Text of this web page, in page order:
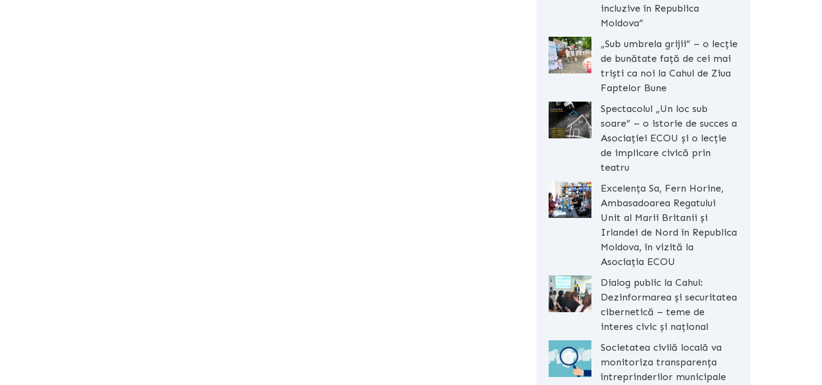
incluzive în Republica
Moldova”
„Sub umbrela grijii” – o lecție
de bunătate față de cei mai
triști ca noi la Cahul de Ziua
Faptelor Bune
Spectacolul „Un loc sub
soare” – o istorie de succes a
Asociației ECOU și o lecție
de implicare civică prin
teatru
Excelența Sa, Fern Horine,
Ambasadoarea Regatului
Unit al Marii Britanii și
Irlandei de Nord în Republica
Moldova, în vizită la
Asociația ECOU
Dialog public la Cahul:
Dezinformarea și securitatea
cibernetică – teme de
interes civic și național
Societatea civilă locală va
monitoriza transparența
întreprinderilor municipale